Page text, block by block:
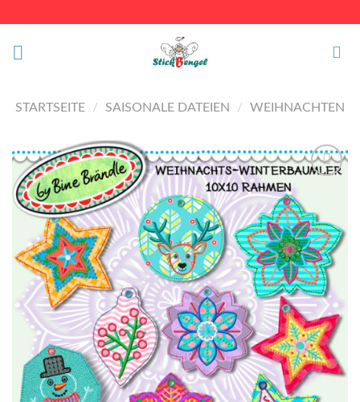
content
STARTSEITE / SAISONALE DATEIEN / WEIHNACHTEN
Auf die
Wunschliste